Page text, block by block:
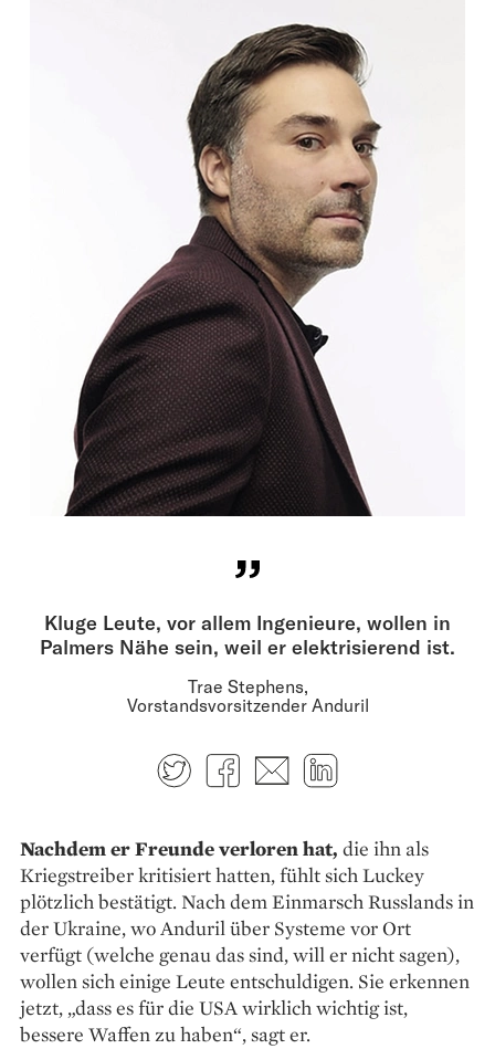
Kluge Leute, vor allem Ingenieure, wollen in
Palmers Nähe sein, weil er elektrisierend ist.
Trae Stephens,
Vorstandsvorsitzender Anduril
TwitterFacebook
E-mail
Nachdem er Freunde verloren hat, die ihn als
Kriegstreiber kritisiert hatten, fühlt sich Luckey
plötzlich bestätigt. Nach dem Einmarsch Russlands in
der Ukraine, wo Anduril über Systeme vor Ort
verfügt (welche genau das sind, will er nicht sagen),
wollen sich einige Leute entschuldigen. Sie erkennen
jetzt, „dass es für die USA wirklich wichtig ist,
bessere Waffen zu haben“, sagt er.